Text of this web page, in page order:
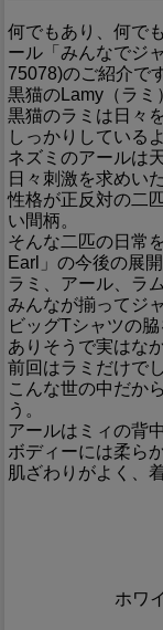
何でもあり、何で
ール「みんなでジ
75078)のご紹介で
黒猫のLamy（ラミ
黒猫のラミは日々
しっかりしている
ネズミのアールは
日々刺激を求めい
性格が正反対の二
い間柄。
そんな二匹の日常
Earl」の今後の展
ラミ、アール、ラ
みんなが揃ってジ
ビッグTシャツの
ありそうで実はな
前回はラミだけで
こんな世の中だか
う。
アールはミィの背
ボディーには柔ら
肌ざわりがよく、
ホワ